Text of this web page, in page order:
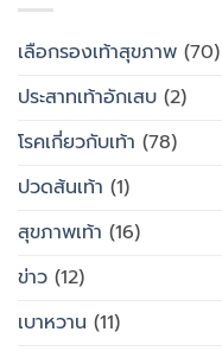
เลือกรองเท้าสุขภาพ (70)
ประสาทเท้าอักเสบ (2)
โรคเกี่ยวกับเท้า (78)
ปวดส้นเท้า (1)
สุขภาพเท้า (16)
ข่าว (12)
เบาหวาน (11)